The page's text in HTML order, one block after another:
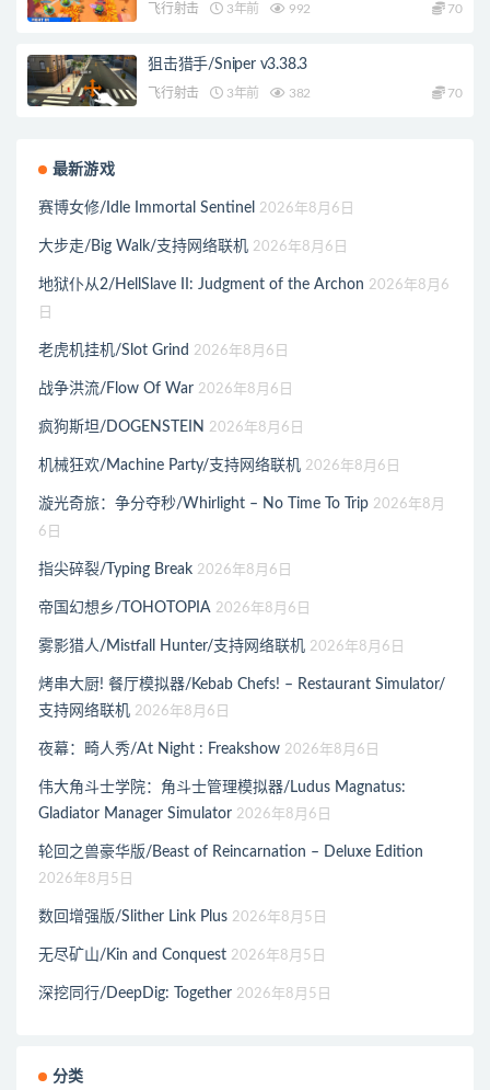
飞行射击 3年前 992 70
狙击猎手/Sniper v3.38.3
飞行射击 3年前 382 70
最新游戏
赛博女修/Idle Immortal Sentinel 2026年8月6日
大步走/Big Walk/支持网络联机 2026年8月6日
地狱仆从2/HellSlave II: Judgment of the Archon 2026年8月6
日
老虎机挂机/Slot Grind 2026年8月6日
战争洪流/Flow Of War 2026年8月6日
疯狗斯坦/DOGENSTEIN 2026年8月6日
机械狂欢/Machine Party/支持网络联机 2026年8月6日
漩光奇旅：争分夺秒/Whirlight – No Time To Trip 2026年8月
6日
指尖碎裂/Typing Break 2026年8月6日
帝国幻想乡/TOHOTOPIA 2026年8月6日
雾影猎人/Mistfall Hunter/支持网络联机 2026年8月6日
烤串大厨! 餐厅模拟器/Kebab Chefs! – Restaurant Simulator/
支持网络联机 2026年8月6日
夜幕：畸人秀/At Night : Freakshow 2026年8月6日
伟大角斗士学院：角斗士管理模拟器/Ludus Magnatus:
Gladiator Manager Simulator 2026年8月6日
轮回之兽豪华版/Beast of Reincarnation – Deluxe Edition
2026年8月5日
数回增强版/Slither Link Plus 2026年8月5日
无尽矿山/Kin and Conquest 2026年8月5日
深挖同行/DeepDig: Together 2026年8月5日
分类